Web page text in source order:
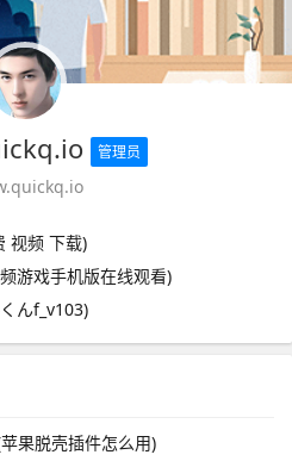
管理员
视频 下载)
游戏手机版在线观看)
んf_v103)
果脱壳插件怎么用)